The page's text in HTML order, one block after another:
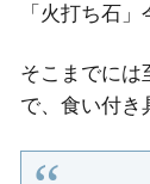
「火打ち石
そこまでには
で、食い付き